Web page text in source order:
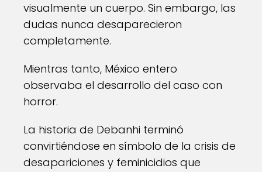
visualmente un cuerpo. Sin embargo, las
dudas nunca desaparecieron
completamente.
Mientras tanto, México entero
observaba el desarrollo del caso con
horror.
La historia de Debanhi terminó
convirtiéndose en símbolo de la crisis de
desapariciones y feminicidios que